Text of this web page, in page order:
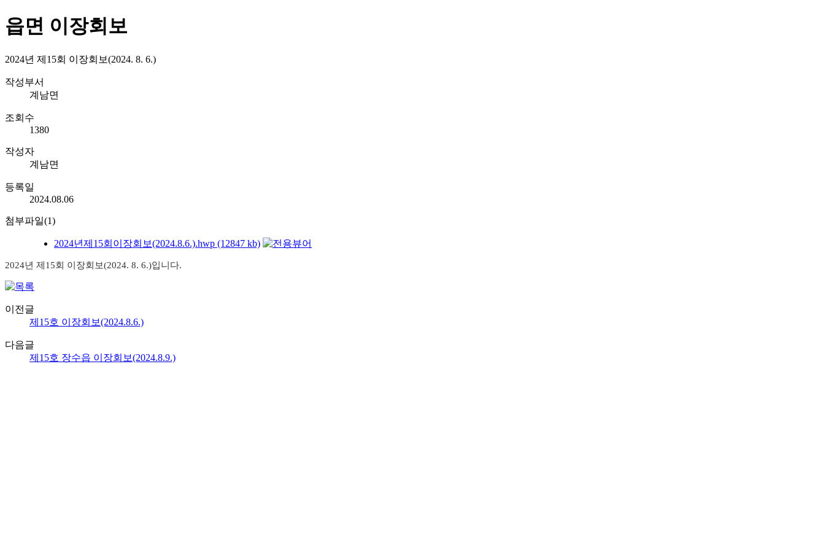
읍면 이장회보
2024년 제15회 이장회보(2024. 8. 6.)
작성부서
계남면
조회수
1380
작성자
계남면
등록일
2024.08.06
첨부파일(1)
2024년제15회이장회보(2024.8.6.).hwp (12847 kb)
2024년 제15회 이장회보(2024. 8. 6.)입니다.
이전글
제15호 이장회보(2024.8.6.)
다음글
제15호 장수읍 이장회보(2024.8.9.)